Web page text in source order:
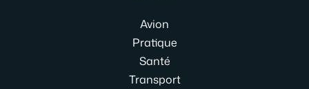
Avion
Pratique
Santé
Transport